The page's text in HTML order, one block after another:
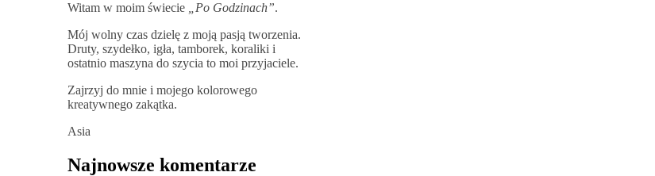
Witam w moim świecie „Po Godzinach”.
Mój wolny czas dzielę z moją pasją tworzenia.
Druty, szydełko, igła, tamborek, koraliki i
ostatnio maszyna do szycia to moi przyjaciele.
Zajrzyj do mnie i mojego kolorowego
kreatywnego zakątka.
Asia
Najnowsze komentarze